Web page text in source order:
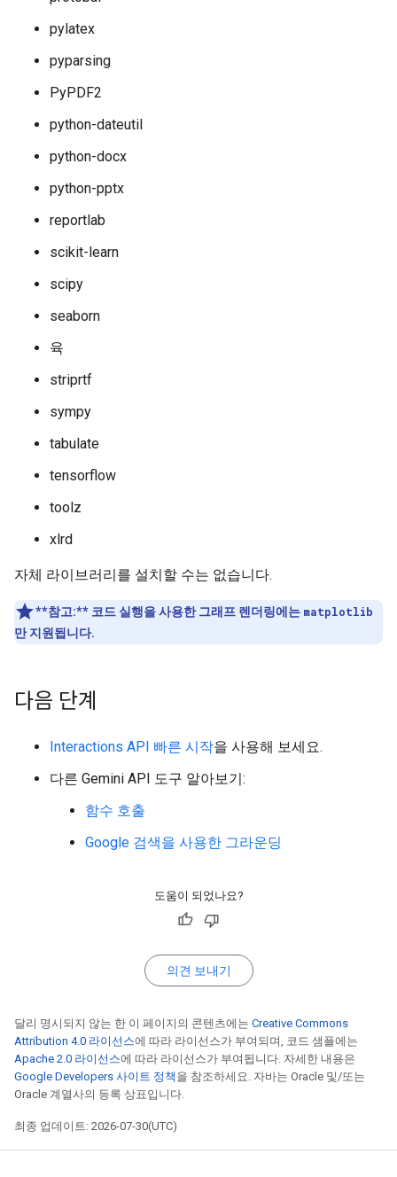
pylatex
pyparsing
PyPDF2
python-dateutil
python-docx
python-pptx
reportlab
scikit-learn
scipy
seaborn
육
striprtf
sympy
tabulate
tensorflow
toolz
xlrd
자체 라이브러리를 설치할 수는 없습니다.
**참고:** 코드 실행을 사용한 그래프 렌더링에는 matplotlib
만 지원됩니다.
다음 단계
Interactions API 빠른 시작을 사용해 보세요.
다른 Gemini API 도구 알아보기:
함수 호출
Google 검색을 사용한 그라운딩
도움이 되었나요?
의견 보내기
달리 명시되지 않는 한 이 페이지의 콘텐츠에는 Creative Commons
Attribution 4.0 라이선스에 따라 라이선스가 부여되며, 코드 샘플에는
Apache 2.0 라이선스에 따라 라이선스가 부여됩니다. 자세한 내용은
Google Developers 사이트 정책 을 참조하세요. 자바는 Oracle 및/또는
Oracle 계열사의 등록 상표입니다.
최종 업데이트: 2026-07-30(UTC)